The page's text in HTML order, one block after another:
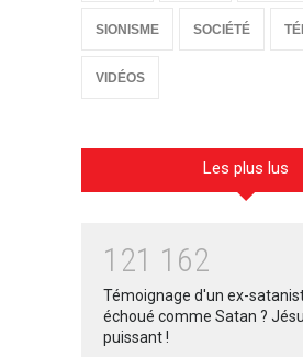
SIONISME SOCIÉTÉ
VIDÉOS
Les plus lus
1 21 1 62
Témoignage d'un ex-
échoué comme Satan ?
puissant !